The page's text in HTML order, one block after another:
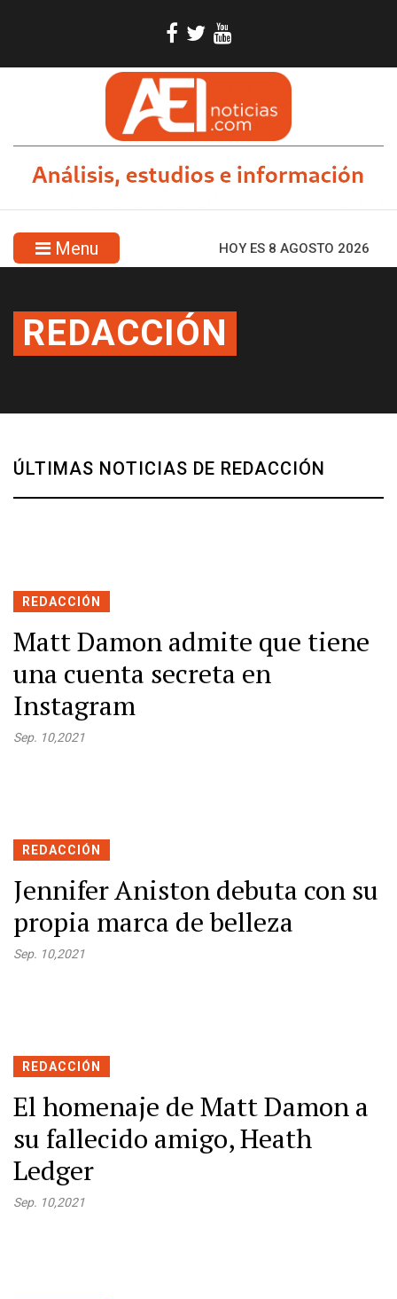
Menu HOY ES 8 AGOSTO 2026
REDACCIÓN
ÚLTIMAS NOTICIAS DE REDACCIÓN
REDACCIÓN
Matt Damon admite que tiene
una cuenta secreta en
Instagram
Sep. 10,2021
REDACCIÓN
Jennifer Aniston debuta con su
propia marca de belleza
Sep. 10,2021
REDACCIÓN
El homenaje de Matt Damon a
su fallecido amigo, Heath
Ledger
Sep. 10,2021